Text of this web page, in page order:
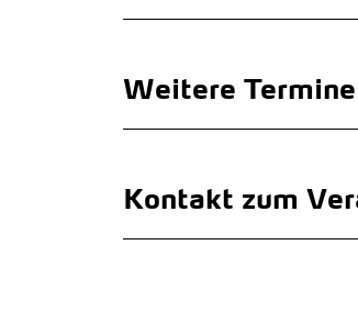
Weitere Termine
Kontakt zum